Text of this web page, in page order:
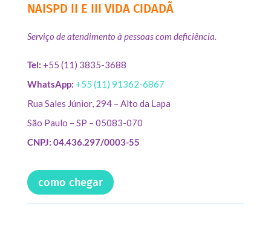
NAISPD II E III VIDA CIDADÃ
Serviço de atendimento à pessoas com deficiência.
Tel: +55 (11) 3835-3688
WhatsApp: +55 (11) 91362-6867
Rua Sales Júnior, 294 – Alto da Lapa
São Paulo – SP – 05083-070
CNPJ: 04.436.297/0003-55
como chegar